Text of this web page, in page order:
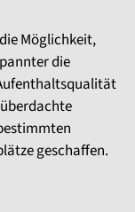
Möglichkeit,
die
geschaffen.